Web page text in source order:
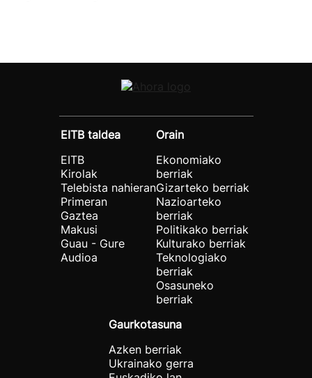
EITB taldea
EITB
Kirolak
Telebista nahieran
Primeran
Gaztea
Makusi
Guau - Gure
Audioa
Orain
Ekonomiako
berriak
Gizarteko berriak
Nazioarteko
berriak
Politikako berriak
Kulturako berriak
Teknologiako
berriak
Osasuneko
berriak
Gaurkotasuna
Azken berriak
Ukrainako gerra